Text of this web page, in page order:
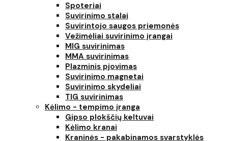
Spoteriai
Suvirinimo stalai
Suvirintojo saugos priemonės
Vežimėliai suvirinimo įrangai
MIG suvirinimas
MMA suvirinimas
Plazminis pjovimas
Suvirinimo magnetai
Suvirinimo skydeliai
TIG suvirinimas
Kėlimo - tempimo įranga
Gipso plokščių keltuvai
Kėlimo kranai
Kraninės - pakabinamos svarstyklės